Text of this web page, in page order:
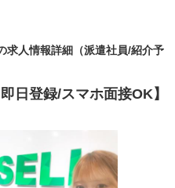
求人情報詳細（派遣社員/紹介予
登録/スマホ面接OK】